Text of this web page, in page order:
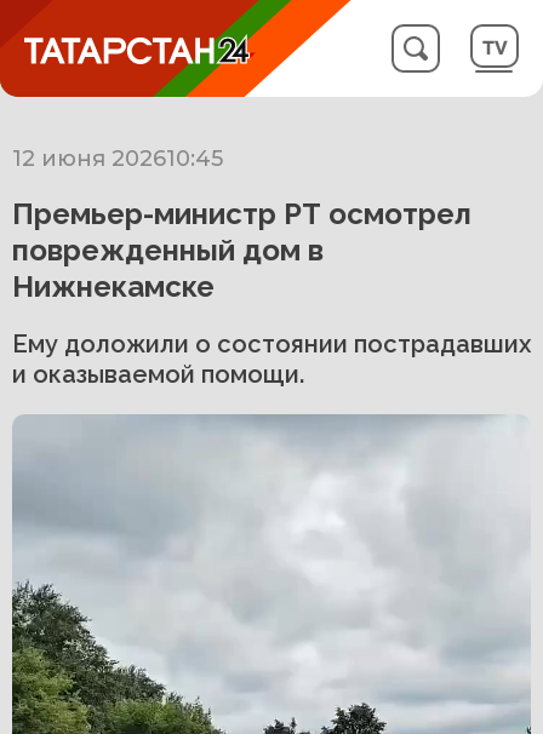
12 июня 202610:45
Премьер-министр РТ осмотрел
поврежденный дом в
Нижнекамске
Ему доложили о состоянии пострадавших
и оказываемой помощи.